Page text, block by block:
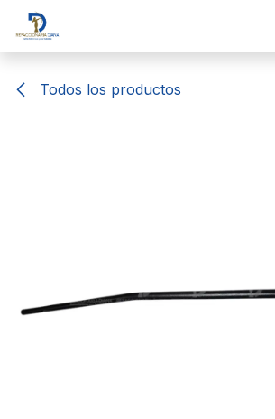
Ir al contenido
Todos los productos